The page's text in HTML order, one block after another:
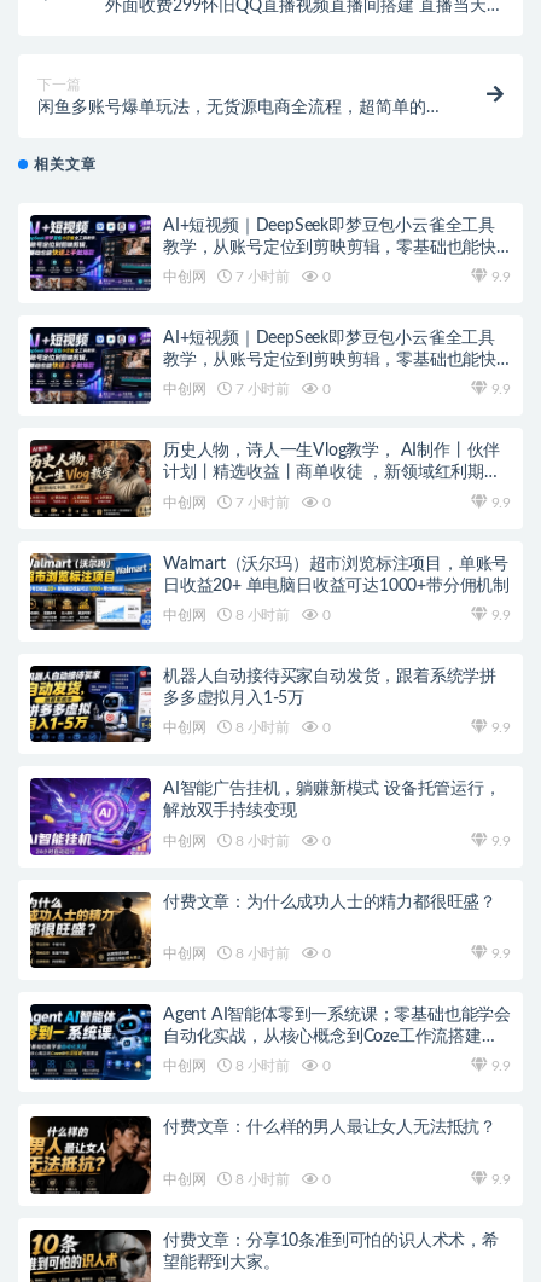
外面收费299怀旧QQ直播视频直播间搭建 直播当天就
下一篇
闲鱼多账号爆单玩法，无货源电商全流程，超简单的0
相关文章
AI+短视频｜DeepSeek即梦豆包小云雀全工具
教学，从账号定位到剪映剪辑，零基础也能快
速上手做爆款
中创网 7 小时前 0 9.9
AI+短视频｜DeepSeek即梦豆包小云雀全工具
教学，从账号定位到剪映剪辑，零基础也能快
速上手做爆款
中创网 7 小时前 0 9.9
历史人物，诗人一生Vlog教学， AI制作丨伙伴
计划丨精选收益丨商单收徒 ，新领域红利期，
抓紧做
中创网 7 小时前 0 9.9
Walmart（沃尔玛）超市浏览标注项目，单账号
日收益20+ 单电脑日收益可达1000+带分佣机制
中创网 8 小时前 0 9.9
机器人自动接待买家自动发货，跟着系统学拼
多多虚拟月入1-5万
中创网 8 小时前 0 9.9
AI智能广告挂机，躺赚新模式 设备托管运行，
解放双手持续变现
中创网 8 小时前 0 9.9
付费文章：为什么成功人士的精力都很旺盛？
中创网 8 小时前 0 9.9
Agent AI智能体零到一系统课；零基础也能学会
自动化实战，从核心概念到Coze工作流搭建完
整覆盖
中创网 8 小时前 0 9.9
付费文章：什么样的男人最让女人无法抵抗？
中创网 8 小时前 0 9.9
付费文章：分享10条准到可怕的识人术术，希
望能帮到大家。